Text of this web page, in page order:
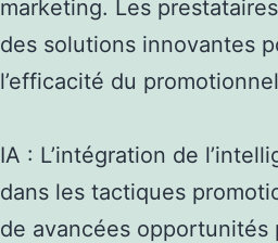
marketing. Les
des solutions innovantes
l’efficacité du
IA : L’intégration de
dans les tactiques
de avancées opportunités